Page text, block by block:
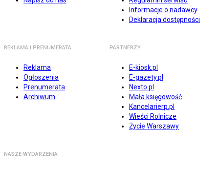
Informacje o nadawcy
Deklaracja dostępności
REKLAMA I PRENUMERATA
Reklama
Ogłoszenia
Prenumerata
Archiwum
PARTNERZY
E-kiosk.pl
E-gazety.pl
Nexto.pl
Mała księgowość
Kancelarierp.pl
Wieści Rolnicze
Życie Warszawy
NASZE WYDARZENIA